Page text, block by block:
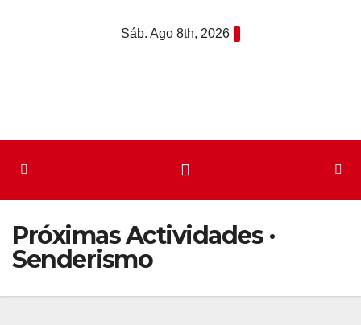
Sáb. Ago 8th, 2026
Próximas Actividades ·
Senderismo